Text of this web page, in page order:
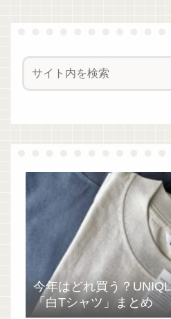
今年はどれ買う？
「白Tシャツ」まとめ